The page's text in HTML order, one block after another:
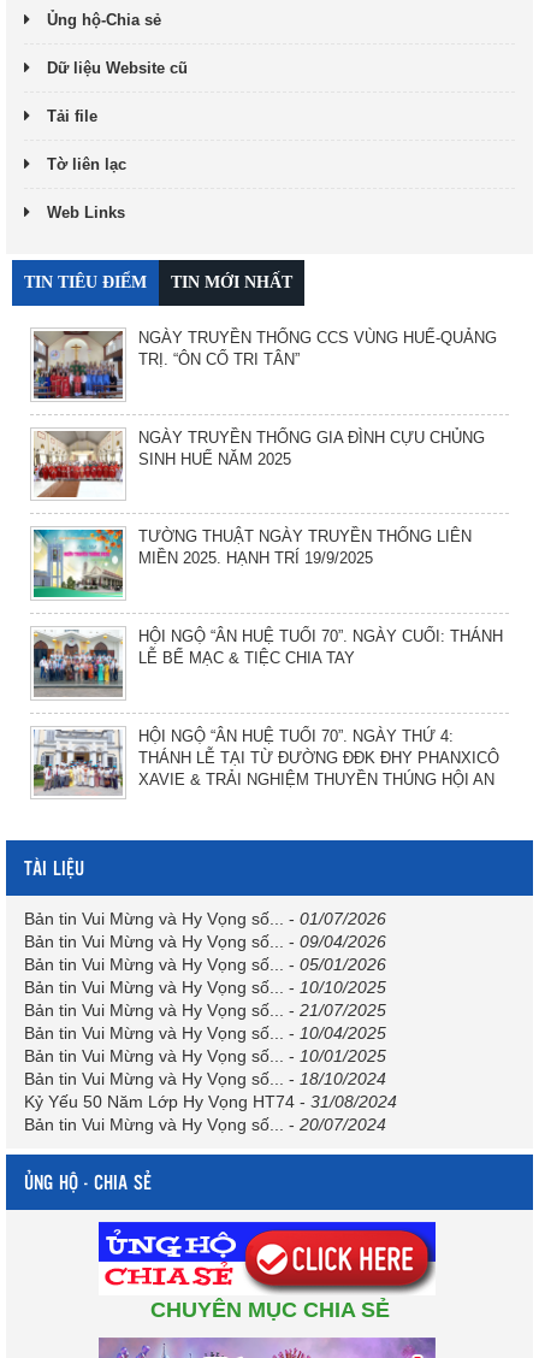
Ủng hộ-Chia sẻ
Dữ liệu Website cũ
Tải file
Tờ liên lạc
Web Links
TIN TIÊU ĐIỂM TIN MỚI NHẤT
NGÀY TRUYỀN THỐNG CCS VÙNG HUẾ-QUẢNG
TRỊ. “ÔN CỐ TRI TÂN”
NGÀY TRUYỀN THỐNG GIA ĐÌNH CỰU CHỦNG
SINH HUẾ NĂM 2025
TƯỜNG THUẬT NGÀY TRUYỀN THỐNG LIÊN
MIỀN 2025. HẠNH TRÍ 19/9/2025
HỘI NGỘ “ÂN HUỆ TUỔI 70”. NGÀY CUỐI: THÁNH
LỄ BẾ MẠC & TIỆC CHIA TAY
HỘI NGỘ “ÂN HUỆ TUỔI 70”. NGÀY THỨ 4:
THÁNH LỄ TẠI TỪ ĐƯỜNG ĐĐK ĐHY PHANXICÔ
XAVIE & TRẢI NGHIỆM THUYỀN THÚNG HỘI AN
TÀI LIỆU
Bản tin Vui Mừng và Hy Vọng số... - 01/07/2026
Bản tin Vui Mừng và Hy Vọng số... - 09/04/2026
Bản tin Vui Mừng và Hy Vọng số... - 05/01/2026
Bản tin Vui Mừng và Hy Vọng số... - 10/10/2025
Bản tin Vui Mừng và Hy Vọng số... - 21/07/2025
Bản tin Vui Mừng và Hy Vọng số... - 10/04/2025
Bản tin Vui Mừng và Hy Vọng số... - 10/01/2025
Bản tin Vui Mừng và Hy Vọng số... - 18/10/2024
Kỷ Yếu 50 Năm Lớp Hy Vọng HT74 - 31/08/2024
Bản tin Vui Mừng và Hy Vọng số... - 20/07/2024
ỦNG HỘ - CHIA SẺ
CHUYÊN MỤC CHIA SẺ